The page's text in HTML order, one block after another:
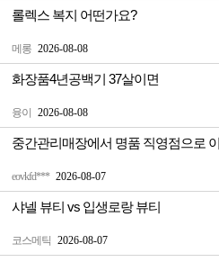
메롱 2026-08-08
롤렉스 복지 어떤가요?
융이 2026-08-08
화장품4년공백기 37살이면
eovkfd*** 2026-08-07
중간관리매장에서 명품 직영점으로
코스메틱 2026-08-07
샤넬 뷰티 vs 입생로랑 뷰티